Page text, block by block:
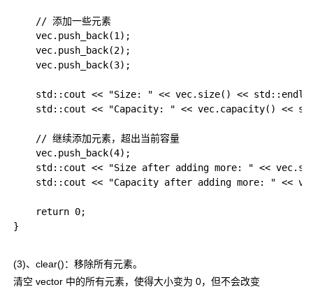
    // 添加一些元素
    vec.push_back(1);
    vec.push_back(2);
    vec.push_back(3);
std::cout << "Size: " << vec.size() <<
std::cout << "Capacity: " << vec.capacity() <<
    // 继续添加元素，超出当前容量
    vec.push_back(4);
std::cout << "Size after adding more: " <<
std::cout << "Capacity after adding more: " <<
    return 0;
}
(3)、 clear()：移除所有元素。
清空 vector 中的所有元素，使得大小变为 0，但不会改变